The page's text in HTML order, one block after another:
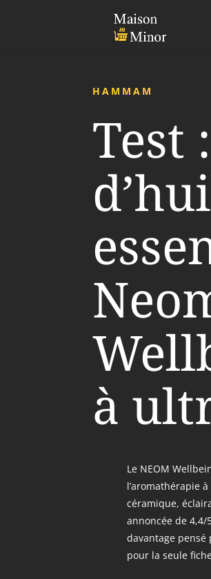
HAMMAM
Test
à
Le NEOM
l’aromathérapie
céramique,
annoncée de
davantage pensé
pour la seule